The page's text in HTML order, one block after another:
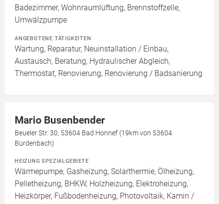
Badezimmer, Wohnraumlüftung, Brennstoffzelle,
Umwälzpumpe
ANGEBOTENE TÄTIGKEITEN
Wartung, Reparatur, Neuinstallation / Einbau,
Austausch, Beratung, Hydraulischer Abgleich,
Thermostat, Renovierung, Renovierung / Badsanierung
Mario Busenbender
Beueler Str. 30, 53604 Bad Honnef (19km von 53604
Bürdenbach)
HEIZUNG SPEZIALGEBIETE
Wärmepumpe, Gasheizung, Solarthermie, Ölheizung,
Pelletheizung, BHKW, Holzheizung, Elektroheizung,
Heizkörper, Fußbodenheizung, Photovoltaik, Kamin /